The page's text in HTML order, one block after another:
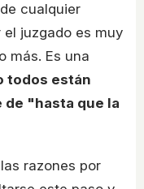
cualquier
el juzgado es muy
más. Es una
todos están
de "hasta que la
razones por